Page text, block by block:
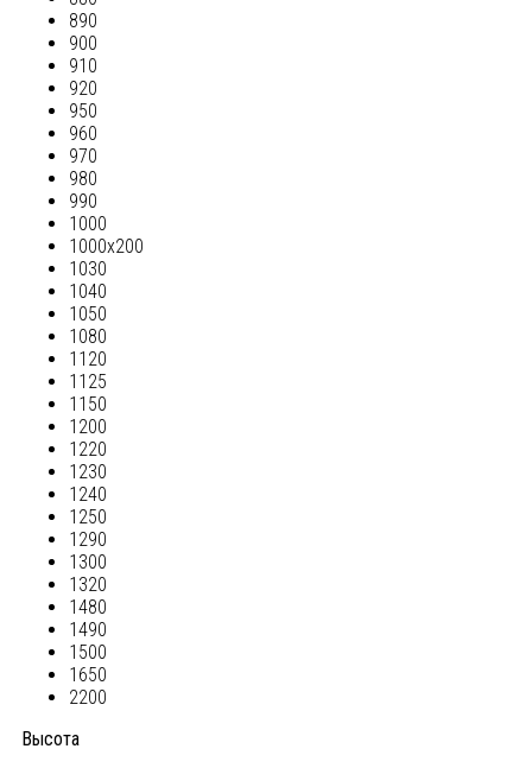
890
900
910
920
950
960
970
980
990
1000
1000х200
1030
1040
1050
1080
1120
1125
1150
1200
1220
1230
1240
1250
1290
1300
1320
1480
1490
1500
1650
2200
Высота